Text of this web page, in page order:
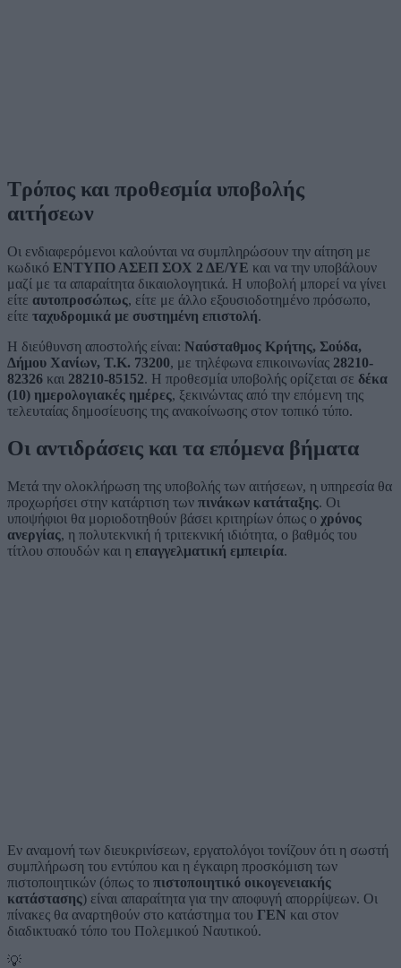
Τρόπος και προθεσμία υποβολής
αιτήσεων
Οι ενδιαφερόμενοι καλούνται να συμπληρώσουν την αίτηση με
κωδικό ΕΝΤΥΠΟ ΑΣΕΠ ΣΟΧ 2 ΔΕ/ΥΕ και να την υποβάλουν
μαζί με τα απαραίτητα δικαιολογητικά. Η υποβολή μπορεί να γίνει
είτε αυτοπροσώπως, είτε με άλλο εξουσιοδοτημένο πρόσωπο,
είτε ταχυδρομικά με συστημένη επιστολή.
Η διεύθυνση αποστολής είναι: Ναύσταθμος Κρήτης, Σούδα,
Δήμου Χανίων, Τ.Κ. 73200, με τηλέφωνα επικοινωνίας 28210-
82326 και 28210-85152. Η προθεσμία υποβολής ορίζεται σε δέκα
(10) ημερολογιακές ημέρες, ξεκινώντας από την επόμενη της
τελευταίας δημοσίευσης της ανακοίνωσης στον τοπικό τύπο.
Οι αντιδράσεις και τα επόμενα βήματα
Μετά την ολοκλήρωση της υποβολής των αιτήσεων, η υπηρεσία θα
προχωρήσει στην κατάρτιση των πινάκων κατάταξης. Οι
υποψήφιοι θα μοριοδοτηθούν βάσει κριτηρίων όπως ο χρόνος
ανεργίας, η πολυτεκνική ή τριτεκνική ιδιότητα, ο βαθμός του
τίτλου σπουδών και η επαγγελματική εμπειρία.
Εν αναμονή των διευκρινίσεων, εργατολόγοι τονίζουν ότι η σωστή
συμπλήρωση του εντύπου και η έγκαιρη προσκόμιση των
πιστοποιητικών (όπως το πιστοποιητικό οικογενειακής
κατάστασης) είναι απαραίτητα για την αποφυγή απορρίψεων. Οι
πίνακες θα αναρτηθούν στο κατάστημα του ΓΕΝ και στον
διαδικτυακό τόπο του Πολεμικού Ναυτικού.
💡